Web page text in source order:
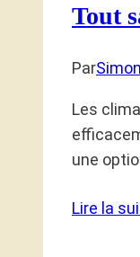
Tout
Par
Les
une
Lire la